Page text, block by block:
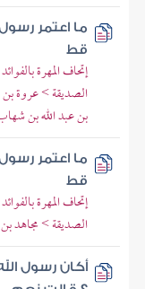
ما اعتمر
قط
إتحاف المهرة
الصديقة > عروة بن
بن عبد الله بن
ما اعتمر
قط
إتحاف المهرة
الصديقة > مجاهد
أكان رسول